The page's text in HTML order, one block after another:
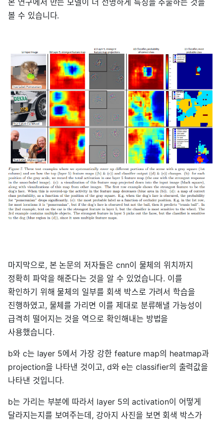
본 연구에서 만든 모델이 더 선명하게 특징을 추출하는 것을
볼 수 있습니다.
마지막으로, 본 논문의 저자들은 cnn이 물체의 위치까지
정확히 파악을 해준다는 것을 알 수 있었습니다. 이를
확인하기 위해 물체의 일부를 회색 박스로 가려서 학습을
진행하였고, 물체를 가리면 이를 제대로 분류해낼 가능성이
급격히 떨어지는 것을 역으로 확인해내는 방법을
사용했습니다.
b와 c는 layer 5에서 가장 강한 feature map의 heatmap과
projection을 나타낸 것이고, d와 e는 classifier의 출력값을
나타낸 것입니다.
b는 가리는 부분에 따라서 layer 5의 activation이 어떻게
달라지는지를 보여주는데, 강아지 사진을 보면 회색 박스가